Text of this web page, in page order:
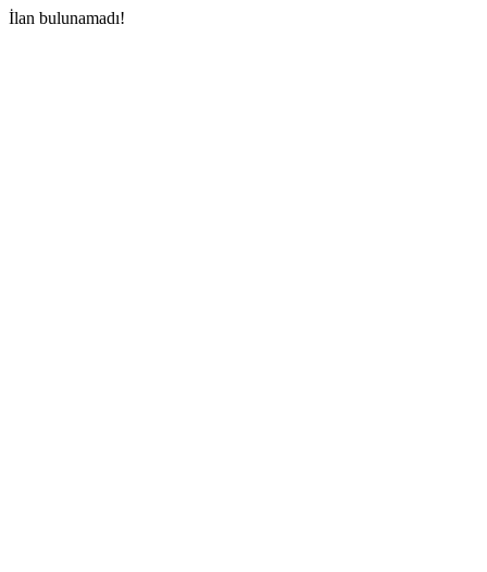
İlan bulunamadı!